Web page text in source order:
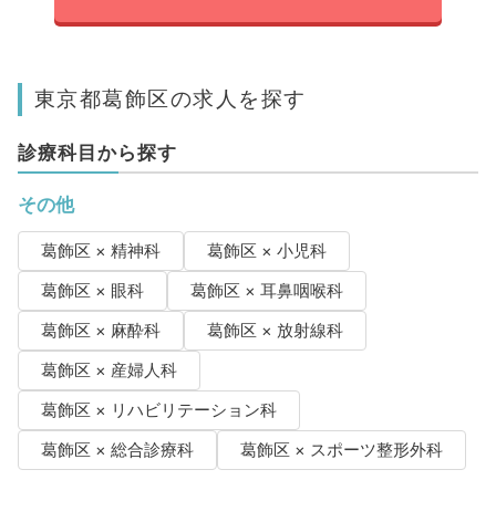
東京都葛飾区の求人を探す
診療科目から探す
その他
葛飾区 × 精神科
葛飾区 × 小児科
葛飾区 × 眼科
葛飾区 × 耳鼻咽喉科
葛飾区 × 麻酔科
葛飾区 × 放射線科
葛飾区 × 産婦人科
葛飾区 × リハビリテーション科
葛飾区 × 総合診療科
葛飾区 × スポーツ整形外科